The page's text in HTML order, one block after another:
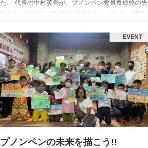
た。 代表の中村英誉が、プノンペン教員養成校の先
生たちに向けて、SDGsの講演を行いました。 講演
EVENT
プノンペンの未来を描こう!!